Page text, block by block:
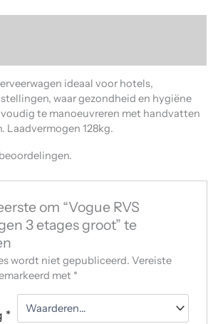
ideaal voor hotels,
waar gezondheid en hygiëne
te manoeuvreren met handvatten
Laadvermogen 128kg.
om “Vogue RVS
3 etages groot” te
wordt niet gepubliceerd. Vereiste
met *
*